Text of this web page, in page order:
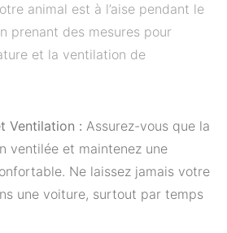
animal est à l’aise pendant le
prenant des mesures pour
et la ventilation de
Ventilation : Assurez-vous que la
ventilée et maintenez une
Ne laissez jamais votre
une voiture, surtout par temps